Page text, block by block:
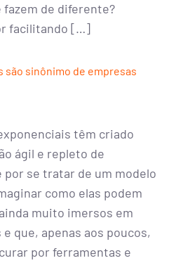
fazem de diferente?
facilitando […]
são sinônimo de empresas
têm criado
ágil e repleto de
se tratar de um modelo
como elas podem
muito imersos em
que, apenas aos poucos,
por ferramentas e